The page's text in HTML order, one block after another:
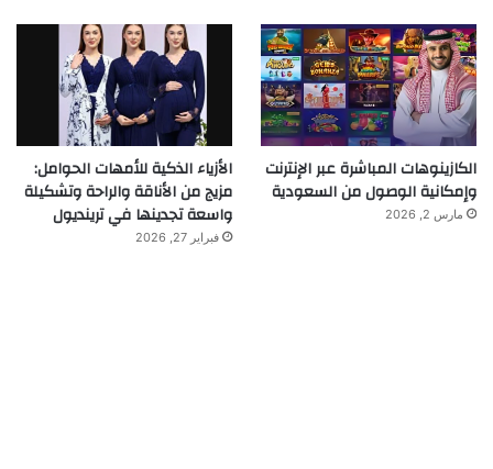
الكازينوهات المباشرة عبر الإنترنت
وإمكانية الوصول من السعودية
مارس 2, 2026
الأزياء الذكية للأمهات الحوامل:
مزيج من الأناقة والراحة وتشكيلة
واسعة تجدينها في ترينديول
فبراير 27, 2026